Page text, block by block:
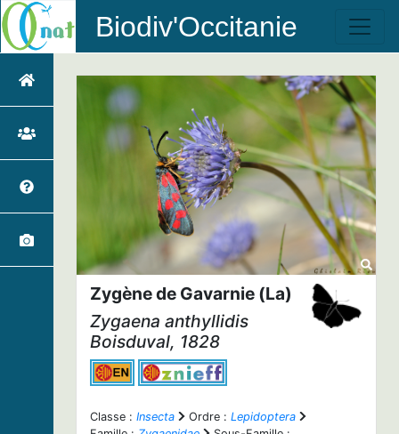
Biodiv'Occitanie
Zygène de Gavarnie (La)
Zygaena anthyllidis
Boisduval, 1828
Classe : Insecta Ordre : Lepidoptera